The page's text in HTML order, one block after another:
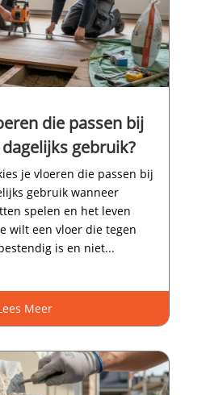
die passen bij
gebruik?
je vloeren die passen bij
gebruik wanneer
spelen en het leven
wilt een vloer die tegen
is en niet...
Meer